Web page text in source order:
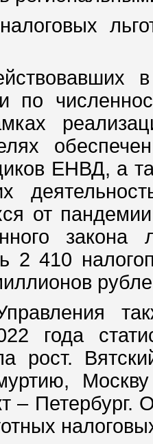
по
ЕНВД, а
от
закона
2 410
года
рост.
– Петербург.